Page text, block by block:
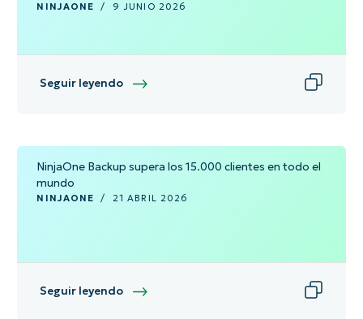
NINJAONE / 9 JUNIO 2026
Seguir leyendo
NinjaOne Backup supera los 15.000 clientes en todo el
mundo
NINJAONE / 21 ABRIL 2026
Seguir leyendo